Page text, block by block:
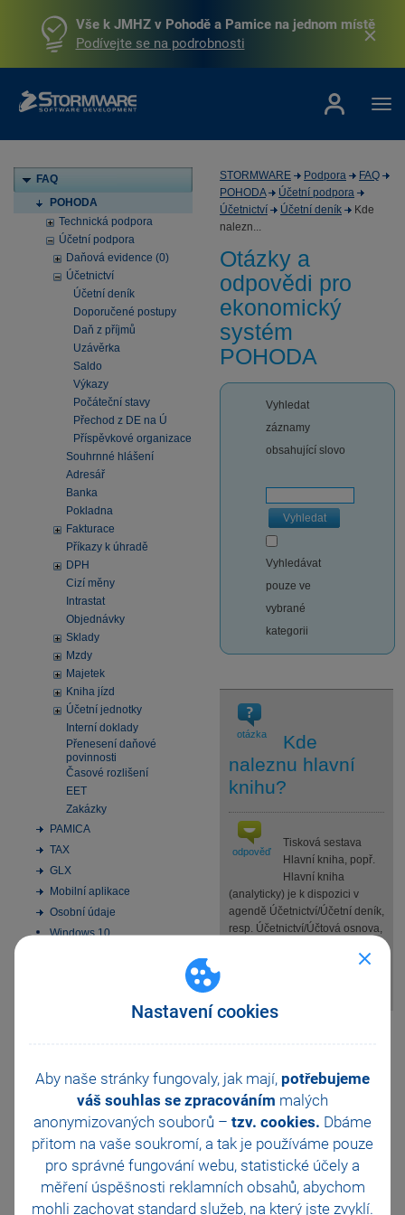
Nastavení cookies
Aby naše stránky fungovaly, jak mají, potřebujeme
váš souhlas se zpracováním malých
anonymizovaných souborů – tzv. cookies. Dbáme
přitom na vaše soukromí, a tak je používáme pouze
pro správné fungování webu, statistické účely a
měření úspěšnosti reklamních obsahů, abychom
mohli zachovat standard služeb, na který jste zvyklí.
Vše k JMHZ v Pohodě a Pamice na jednom místě
Podívejte se na podrobnosti
FAQ
POHODA
Technická podpora
Účetní podpora
Daňová evidence (0)
Účetnictví
Účetní deník
Doporučené postupy
Daň z příjmů
Uzávěrka
Saldo
Výkazy
Počáteční stavy
Přechod z DE na Ú
Příspěvkové organizace
Souhrnné hlášení
Adresář
Banka
Pokladna
Fakturace
Příkazy k úhradě
DPH
Cizí měny
Intrastat
Objednávky
Sklady
Mzdy
Majetek
Kniha jízd
Účetní jednotky
Interní doklady
Přenesení daňové
povinnosti
Časové rozlišení
EET
Zakázky
PAMICA
TAX
GLX
Mobilní aplikace
Osobní údaje
Windows 10
Elektronická podání
Datové schránky
Obchodní činnost
33 vychytávek pro
automatizaci Pohody
Platební terminály
Doporučení pro zálohování
Zabezpečení
Příspěvkové organizace
STORMWARE Podpora
FAQ
POHODA
Účetní podpora
Účetnictví
Účetní deník
Kde
nalezn...
Otázky a
odpovědi pro
ekonomický
systém
POHODA
Vyhledat
záznamy
obsahující slovo
Vyhledat
Vyhledávat
pouze ve
vybrané
kategorii
otázka
Kde
naleznu hlavní
knihu?
odpověď
Tisková sestava
Hlavní kniha, popř.
Hlavní kniha
(analyticky) je k dispozici v
agendě Účetnictví/Účetní deník,
resp. Účetnictví/Účtová osnova,
sestavy… z nabídky Soubor,
Ne Nevím
Odeslat Tisknout